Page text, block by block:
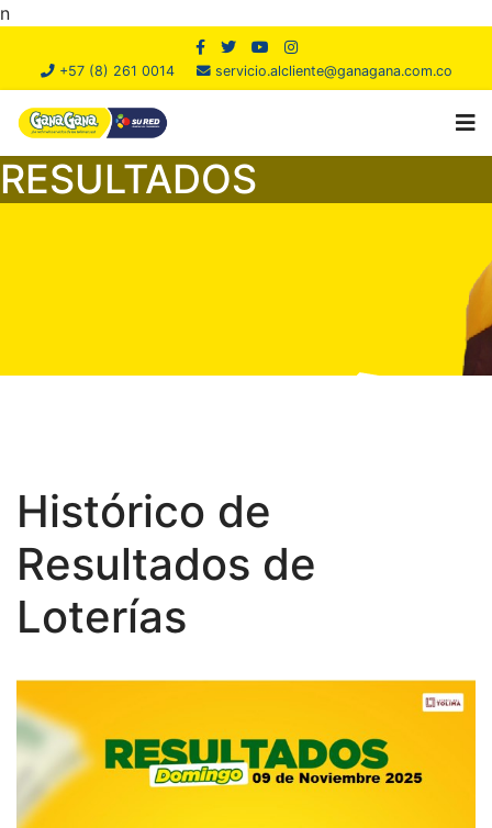
n
+57 (8) 261 0014 servicio.alcliente@ganagana.com.co
RESULTADOS
Histórico de
Resultados de
Loterías